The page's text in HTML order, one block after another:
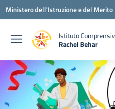
Vai ai contenuti
Vai al menu di navigazione
Vai al footer
Ministero dell'Istruzione e del Merito
Istituto
Rachel Behar